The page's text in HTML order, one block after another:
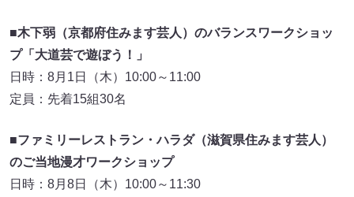
■木下弱（京都府住みます芸人）のバランスワークショッ
プ「大道芸で遊ぼう！」
日時：8月1日（木）10:00～11:00
定員：先着15組30名
■ファミリーレストラン・ハラダ（滋賀県住みます芸人）
のご当地漫才ワークショップ
日時：8月8日（木）10:00～11:30